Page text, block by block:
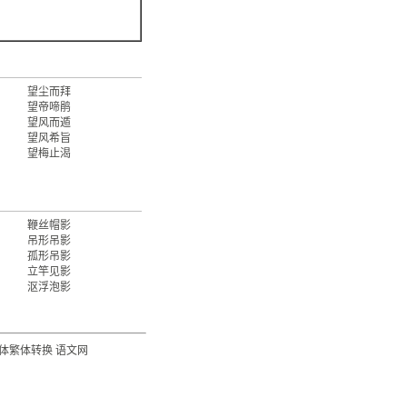
望尘而拜
望帝啼鹃
望风而遁
望风希旨
望梅止渴
鞭丝帽影
吊形吊影
孤形吊影
立竿见影
沤浮泡影
繁体转换 语文网